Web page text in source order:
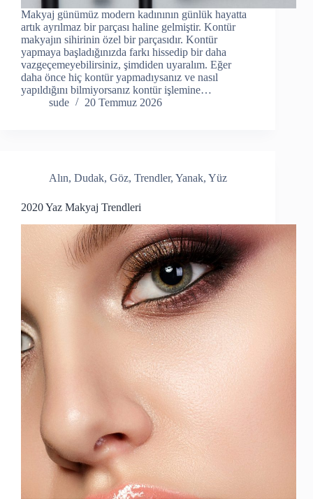
Makyaj günümüz modern kadınının günlük hayatta
artık ayrılmaz bir parçası haline gelmiştir. Kontür
makyajın sihirinin özel bir parçasıdır. Kontür
yapmaya başladığınızda farkı hissedip bir daha
vazgeçemeyebilirsiniz, şimdiden uyaralım. Eğer
daha önce hiç kontür yapmadıysanız ve nasıl
yapıldığını bilmiyorsanız kontür işlemine…
sude
20 Temmuz 2026
Alın, Dudak, Göz, Trendler, Yanak, Yüz
2020 Yaz Makyaj Trendleri